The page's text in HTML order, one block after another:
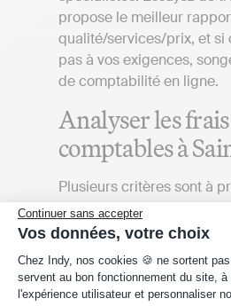
Continuer sans accepter
Vos données, votre choix
Plateforme de Gestion du
Chez Indy, nos cookies 🍪 ne sortent
servent au bon fonctionnement du site, à
l'expérience utilisateur et personnaliser
propose le meilleur
qualité/services/prix, et si
pas à vos exigences,
de comptabilité en ligne.
Analyser les
comptables à
Plusieurs critères sont à
pour comparer des devis
Saint-Doulchard :
Définir vos besoins:
d’un cabinet